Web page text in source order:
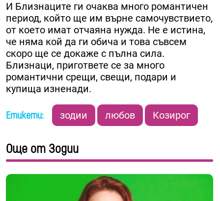
И Близнаците ги очаква много романтичен
период, който ще им върне самочувствието,
от което имат отчаяна нужда. Не е истина,
че няма кой да ги обича и това съвсем
скоро ще се докаже с пълна сила.
Близнаци, пригответе се за много
романтични срещи, свещи, подари и
купища изненади.
Етикети: зодии любов Козирог
Още от Зодии